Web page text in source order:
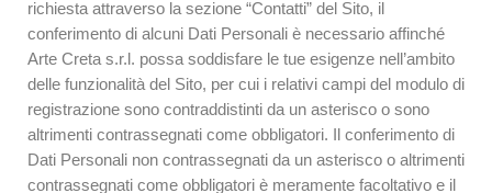
richiesta attraverso la sezione “Contatti” del Sito, il
conferimento di alcuni Dati Personali è necessario affinché
Arte Creta s.r.l. possa soddisfare le tue esigenze nell’ambito
delle funzionalità del Sito, per cui i relativi campi del modulo di
registrazione sono contraddistinti da un asterisco o sono
altrimenti contrassegnati come obbligatori. Il conferimento di
Dati Personali non contrassegnati da un asterisco o altrimenti
contrassegnati come obbligatori è meramente facoltativo e il